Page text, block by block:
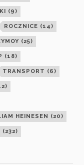
(9)
ROCZNICE (14)
(25)
(18)
TRANSPORT (6)
HEINESEN (20)
(232)